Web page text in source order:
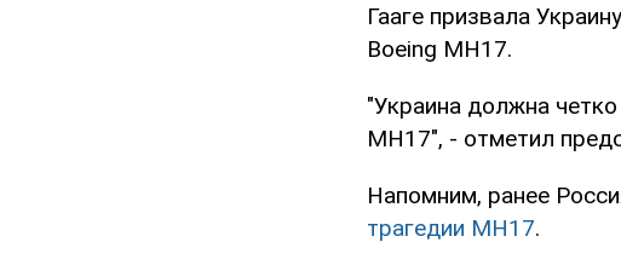
Гааге призвала
Boeing МН17.
"Украина должна
МН17", - отметил
Напомним, ранее
трагедии MH17.